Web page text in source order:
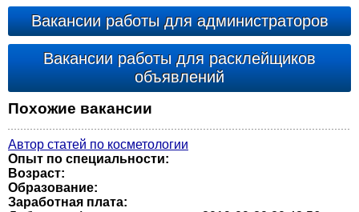
Вакансии работы для администраторов
Вакансии работы для расклейщиков
объявлений
Похожие вакансии
Автор статей по косметологии
Опыт по специальности:
Возраст:
Образование:
Заработная плата: